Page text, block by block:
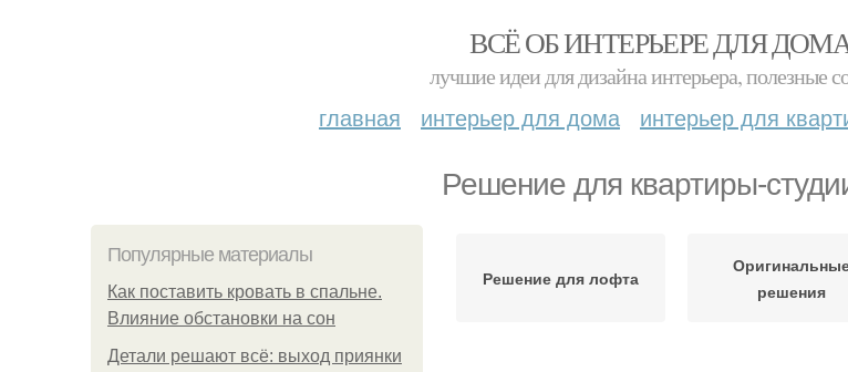
ВСЁ ОБ ИНТЕРЬЕРЕ ДЛЯ
лучшие идеи для дизайна интерьера, полезные
главная интерьер для дома интерьер для
Решение для квартиры-
Популярные материалы
Как поставить кровать в спальне.
Влияние обстановки на сон
Детали решают всё: выход приянки
Решение для лофта
решения